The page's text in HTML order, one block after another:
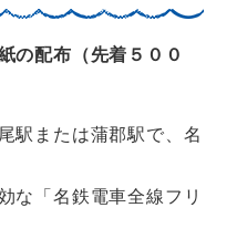
の配布（先着５００
または蒲郡駅で、名
「名鉄電車全線フリ